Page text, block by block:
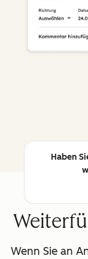
Haben
Wenn Sie an